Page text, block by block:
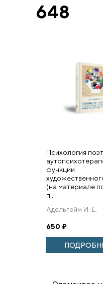
648
Психология
функции
(на материале
п...
Адельгейм И. Е.
650 ₽